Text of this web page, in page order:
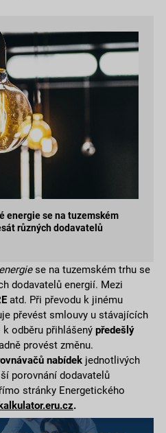
energie se na tuzemském
různých dodavatelů
se na tuzemském trhu se
dodavatelů energií. Mezi
atd. Při převodu k jinému
převést smlouvy u stávajících
odběru přihlášený předešlý
provést změnu.
nabídekjednotlivých
porovnání dodavatelů
stránky Energetického
.